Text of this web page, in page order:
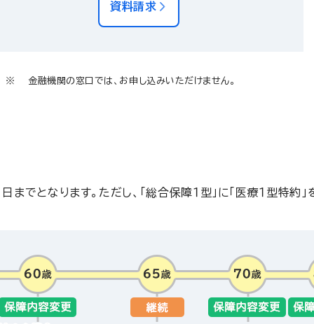
資料請求
金融機関の窓口では、お申し込みいただけません。
となります。ただし、「総合保障１型」に「医療１型特